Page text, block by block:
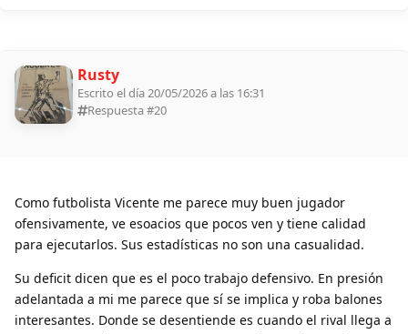
Rusty
Escrito el día 20/05/2026 a las 16:31
Respuesta #20
Como futbolista Vicente me parece muy buen jugador
ofensivamente, ve esoacios que pocos ven y tiene calidad
para ejecutarlos. Sus estadísticas no son una casualidad.
Su deficit dicen que es el poco trabajo defensivo. En presión
adelantada a mi me parece que sí se implica y roba balones
interesantes. Donde se desentiende es cuando el rival llega a